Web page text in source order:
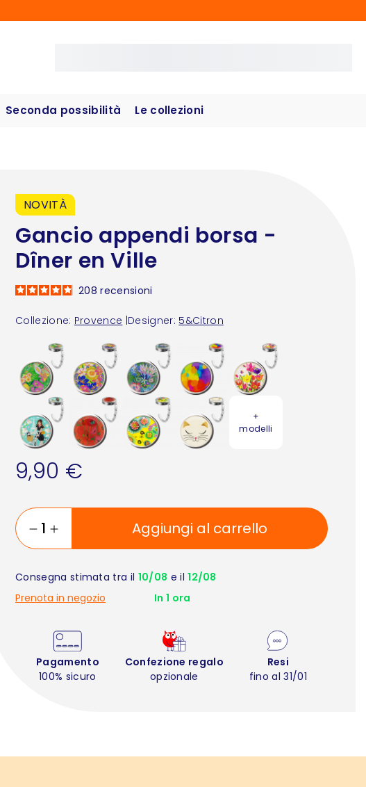
Seconda possibilità Le collezioni
NOVITÀ
Gancio appendi borsa -
Dîner en Ville
Collezione: Provence Designer: 5&Citron
208recensioni
+
modelli
9,90 €
Aggiungi al carrello
Consegna stimata tra il 10/08 e il12/08
Prenota in negozio
In 1 ora
Pagamento
100% sicuro
Confezione regalo
opzionale
Resi
fino al 31/01